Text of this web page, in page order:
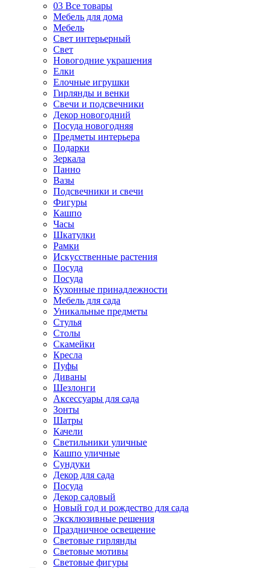
03 Все товары
Мебель для дома
Мебель
Свет интерьерный
Свет
Новогодние украшения
Елки
Елочные игрушки
Гирлянды и венки
Свечи и подсвечники
Декор новогодний
Посуда новогодняя
Предметы интерьера
Подарки
Зеркала
Панно
Вазы
Подсвечники и свечи
Фигуры
Кашпо
Часы
Шкатулки
Рамки
Искусственные растения
Посуда
Посуда
Кухонные принадлежности
Мебель для сада
Уникальные предметы
Стулья
Столы
Скамейки
Кресла
Пуфы
Диваны
Шезлонги
Аксессуары для сада
Зонты
Шатры
Качели
Cветильники уличные
Кашпо уличные
Сундуки
Декор для сада
Посуда
Декор садовый
Новый год и рождество для сада
Эксклюзивные решения
Праздничное освещение
Световые гирлянды
Световые мотивы
Световые фигуры